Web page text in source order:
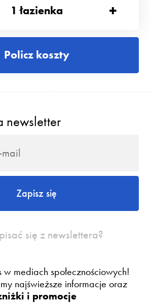
1 łazienka +
Policz koszty
newsletter
Zapisz się
się z newslettera?
w mediach społecznościowych!
najświeższe informacje oraz
i promocje